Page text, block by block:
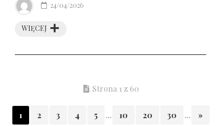
WIĘCEJ
24/04/2026
Strona 1 z 60
1 2 3 4 5 ... 10 20 30 ... »